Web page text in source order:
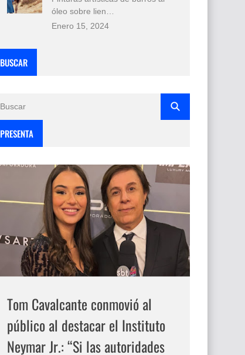
óleo sobre lien…
Enero 15, 2024
BUSCAR
PRESENTA
Tom Cavalcante conmovió al
público al destacar el Instituto
Neymar Jr.: “Si las autoridades